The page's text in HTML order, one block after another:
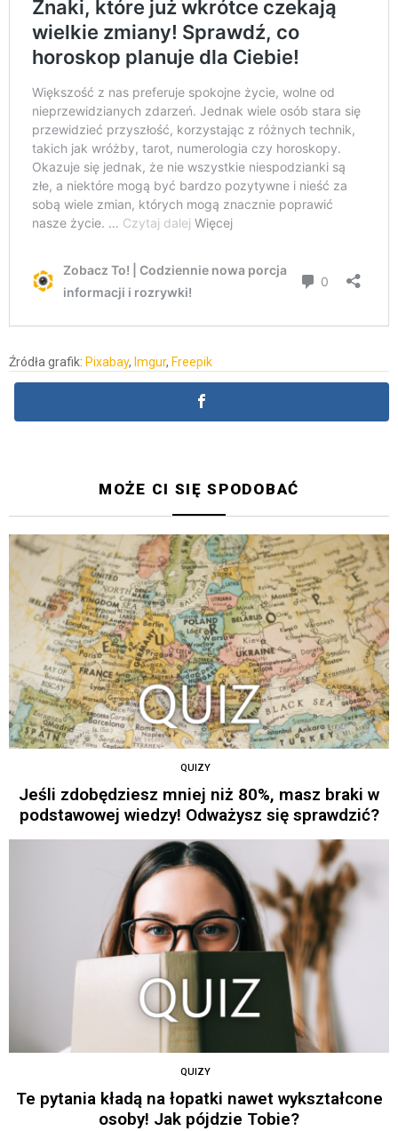
Źródła grafik: Pixabay, Imgur, Freepik
MOŻE CI SIĘ SPODOBAĆ
QUIZY
Jeśli zdobędziesz mniej niż 80%, masz braki w
podstawowej wiedzy! Odważysz się sprawdzić?
QUIZY
Te pytania kładą na łopatki nawet wykształcone
osoby! Jak pójdzie Tobie?